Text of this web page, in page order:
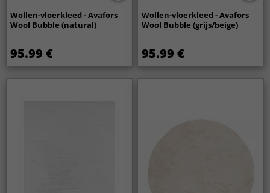
Wollen-vloerkleed - Avafors
Wool Bubble (natural)
95.99 €
Wollen-vloerkleed - Avafors
Wool Bubble (grijs/beige)
95.99 €